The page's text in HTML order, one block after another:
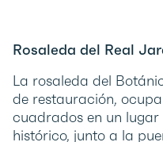
Rosaleda del Real
La rosaleda del
de restauración,
cuadrados en un
histórico, junto a la